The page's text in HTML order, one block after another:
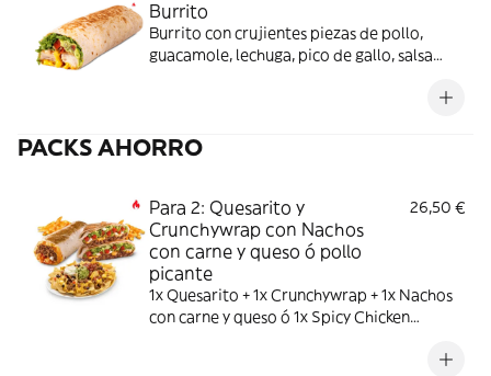
Burrito
Burrito con crujientes piezas de pollo,
guacamole, lechuga, pico de gallo, salsa
PACKS AHORRO
Para 2: Quesarito y
Crunchywrap con Nachos
con carne y queso ó pollo
picante
26,50 €
1x Quesarito + 1x Crunchywrap + 1x Nachos
con carne y queso ó 1x Spicy Chicken